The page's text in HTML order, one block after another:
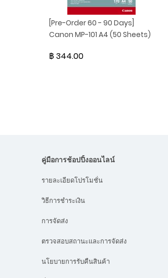
[Pre-Order 60 - 90 Days]
Canon MP-101 A4 (50 Sheets)
฿ 344.00
คู่มือการช้อปปิ้งออนไลน์
รายละเอียดโปรโมชั่น
วิธีการชำระเงิน
การจัดส่ง
ตรวจสอบสถานะและการจัดส่ง
นโยบายการรับคืนสินค้า